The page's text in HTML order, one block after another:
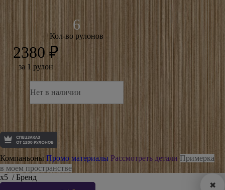
Кол-во рулонов
2380 ₽
за 1 рулон
Нет в наличии
Компаньоны Промо материалы Рассмотреть детали Примерка
в моем пространстве
х5
✖
/ Бренд